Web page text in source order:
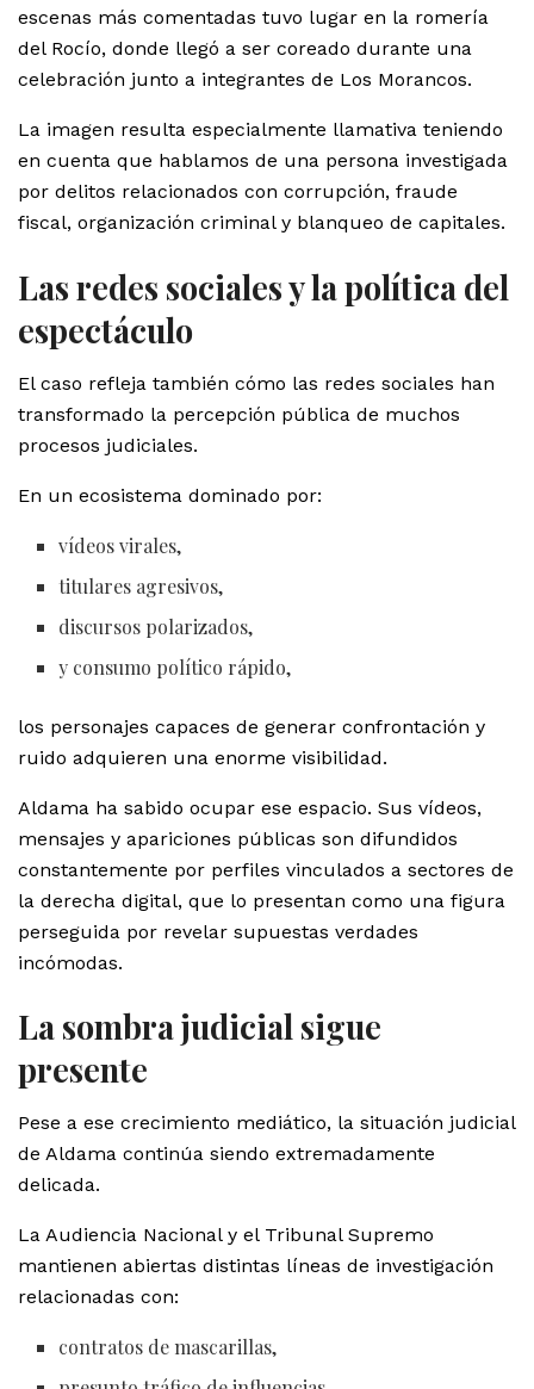
escenas más comentadas tuvo lugar en la romería
del Rocío, donde llegó a ser coreado durante una
celebración junto a integrantes de Los Morancos.
La imagen resulta especialmente llamativa teniendo
en cuenta que hablamos de una persona investigada
por delitos relacionados con corrupción, fraude
fiscal, organización criminal y blanqueo de capitales.
Las redes sociales y la política del
espectáculo
El caso refleja también cómo las redes sociales han
transformado la percepción pública de muchos
procesos judiciales.
En un ecosistema dominado por:
vídeos virales,
titulares agresivos,
discursos polarizados,
y consumo político rápido,
los personajes capaces de generar confrontación y
ruido adquieren una enorme visibilidad.
Aldama ha sabido ocupar ese espacio. Sus vídeos,
mensajes y apariciones públicas son difundidos
constantemente por perfiles vinculados a sectores de
la derecha digital, que lo presentan como una figura
perseguida por revelar supuestas verdades
incómodas.
La sombra judicial sigue
presente
Pese a ese crecimiento mediático, la situación judicial
de Aldama continúa siendo extremadamente
delicada.
La Audiencia Nacional y el Tribunal Supremo
mantienen abiertas distintas líneas de investigación
relacionadas con:
contratos de mascarillas,